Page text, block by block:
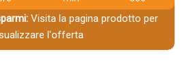
Visita la pagina prodotto per
l'offerta